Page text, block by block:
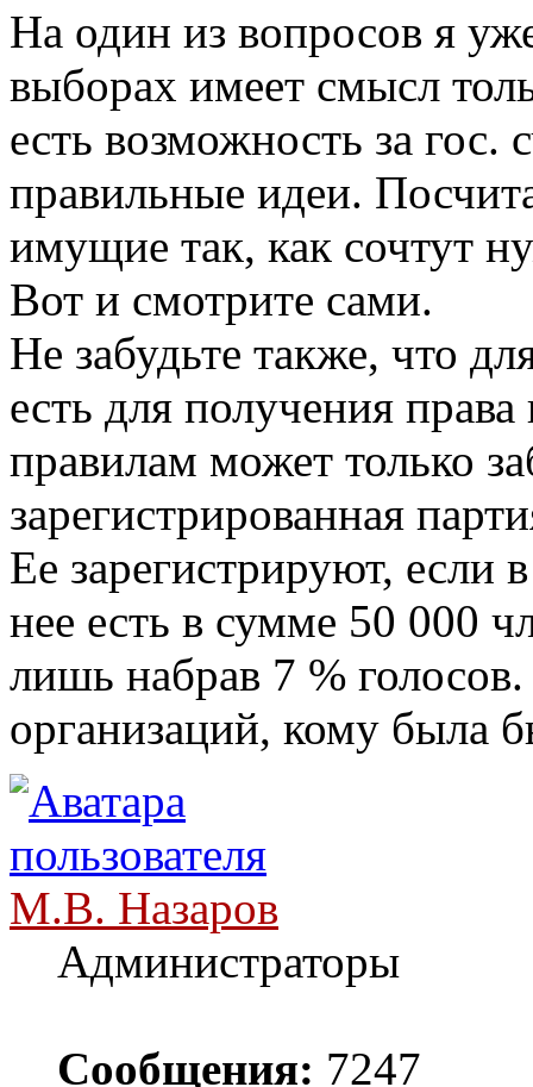
На один из вопросов я
выборах имеет смысл
есть возможность за
правильные идеи.
имущие так, как сочтут
Вот и смотрите сами.
Не забудьте также, что
есть для получения
правилам может только
зарегистрированная
Ее зарегистрируют, если
нее есть в сумме 50 000
лишь набрав 7 %
организаций, кому была
М.В. Назаров
Администраторы
Сообщения: 7247